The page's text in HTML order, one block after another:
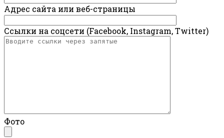
Адрес сайта или веб-страницы
Ссылки на соцсети (Facebook, Instagram, Twitter)
Фото